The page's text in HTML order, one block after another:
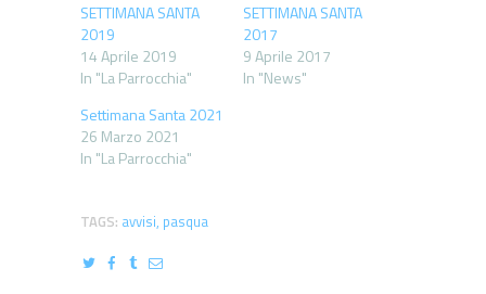
SETTIMANA SANTA
2019
14 Aprile 2019
In "La Parrocchia"
SETTIMANA SANTA
2017
9 Aprile 2017
In "News"
Settimana Santa 2021
26 Marzo 2021
In "La Parrocchia"
TAGS: avvisi, pasqua